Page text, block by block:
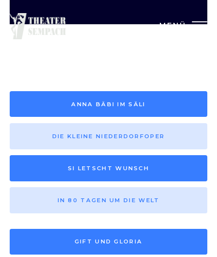
MENÜ
Saison vor 2013
ANNA BÄBI IM SÄLI
DIE KLEINE NIEDERDORFOPER
SI LETSCHT WUNSCH
IN 80 TAGEN UM DIE WELT
GIFT UND GLORIA